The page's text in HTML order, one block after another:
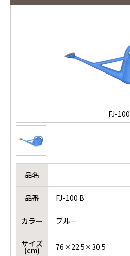
FJ-100
品名
品番 FJ-100 B
カラー ブルー
サイズ
(cm) 76×22.5×30.5